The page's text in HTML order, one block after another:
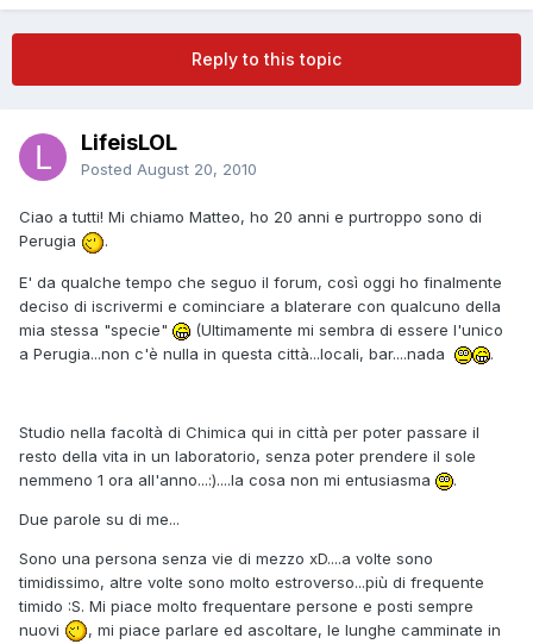
Reply to this topic
LifeisLOL
Posted August 20, 2010
Ciao a tutti! Mi chiamo Matteo, ho 20 anni e purtroppo sono di
Perugia
.
E' da qualche tempo che seguo il forum, così oggi ho finalmente
deciso di iscrivermi e cominciare a blaterare con qualcuno della
mia stessa "specie"
(Ultimamente mi sembra di essere l'unico
a Perugia...non c'è nulla in questa città...locali, bar....nada
.
Studio nella facoltà di Chimica qui in città per poter passare il
resto della vita in un laboratorio, senza poter prendere il sole
nemmeno 1 ora all'anno...:)....la cosa non mi entusiasma
.
Due parole su di me...
Sono una persona senza vie di mezzo xD....a volte sono
timidissimo, altre volte sono molto estroverso...più di frequente
timido :S. Mi piace molto frequentare persone e posti sempre
nuovi
, mi piace parlare ed ascoltare, le lunghe camminate in